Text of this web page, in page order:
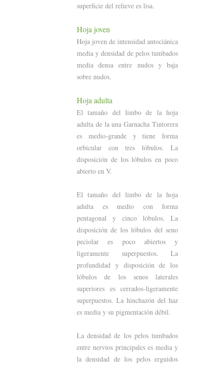
superficie del relieve es lisa.
Hoja joven
Hoja joven de intensidad antociánica
media y densidad de pelos tumbados
media densa entre nudos y baja
sobre nudos.
Hoja adulta
El tamaño del limbo de la hoja
adulta de la una Garnacha Tintorera
es medio-grande y tiene forma
orbicular con tres lóbulos. La
disposición de los lóbulos en poco
abierto en V.
El tamaño del limbo de la hoja
adulta es medio con forma
pentagonal y cinco lóbulos. La
disposición de los lóbulos del seno
peciolar es poco abiertos y
ligeramente superpuestos. La
profundidad y disposición de los
lóbulos de los senos laterales
superiores es cerrados-ligeramente
superpuestos. La hinchazón del haz
es media y su pigmentación débil.
La densidad de los pelos tumbados
entre nervios principales es media y
la densidad de los pelos erguidos